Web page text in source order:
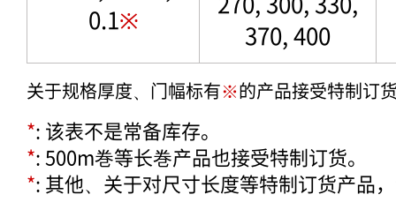
0.1 ※
270, 300, 330,
370, 400
关于规格厚度、门幅标有※ 的产品接受特制订
*: 该表不是常备库存。
*: 500m巻等长巻产品也接受特制订货。
*: 其他、关于对尺寸长度等特制订货产品